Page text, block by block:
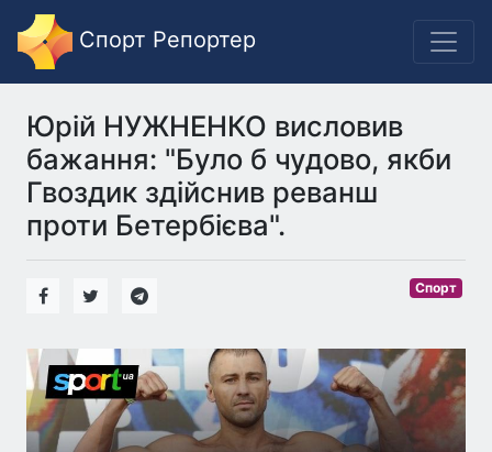
Спорт Репортер
Юрій НУЖНЕНКО висловив
бажання: "Було б чудово, якби
Гвоздик здійснив реванш
проти Бетербієва".
Спорт